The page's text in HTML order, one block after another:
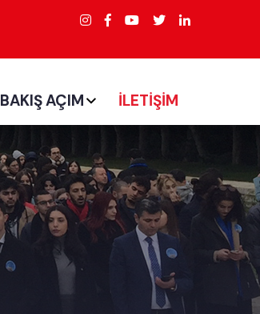
BAKIŞ AÇIM İLETİŞİM